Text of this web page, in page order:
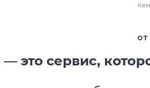
муниципальный округ, посёлок Берёзовка,
от
это сервис,